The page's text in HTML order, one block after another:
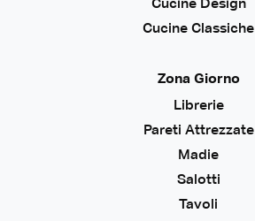
Cucine Design
Cucine Classiche
Zona Giorno
Librerie
Pareti Attrezzate
Madie
Salotti
Tavoli